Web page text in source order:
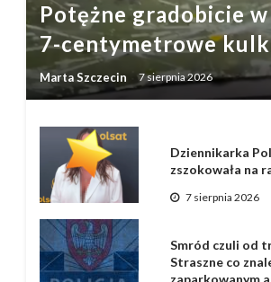
Potężne gradobicie
7-centymetrowe
Marta Szczecin 7 sierpnia 2026
Dziennikarka
zszokowała na
7 sierpnia 2026
Smród czuli od
Straszne co
zaparkowanym